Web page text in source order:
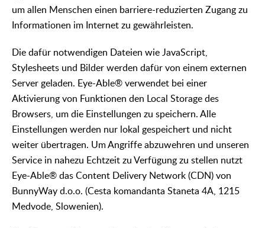
um allen Menschen einen barriere-reduzierten Zugang zu
Informationen im Internet zu gewährleisten.
Die dafür notwendigen Dateien wie JavaScript,
Stylesheets und Bilder werden dafür von einem externen
Server geladen. Eye-Able® verwendet bei einer
Aktivierung von Funktionen den Local Storage des
Browsers, um die Einstellungen zu speichern. Alle
Einstellungen werden nur lokal gespeichert und nicht
weiter übertragen. Um Angriffe abzuwehren und unseren
Service in nahezu Echtzeit zu Verfügung zu stellen nutzt
Eye-Able® das Content Delivery Network (CDN) von
BunnyWay d.o.o. (Cesta komandanta Staneta 4A, 1215
Medvode, Slowenien).